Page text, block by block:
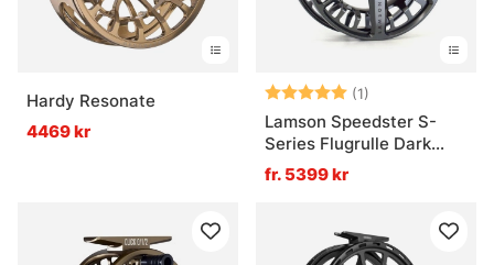
Hardy Resonate
4469 kr
Betyg: (1)
Lamson Speedster S-
Series Flugrulle Dark
Smoke
fr. 5399 kr